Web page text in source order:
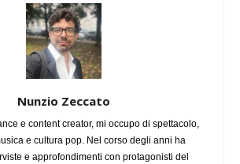
Nunzio Zeccato
e content creator, mi occupo di spettacolo,
e cultura pop. Nel corso degli anni ha
e approfondimenti con protagonisti del